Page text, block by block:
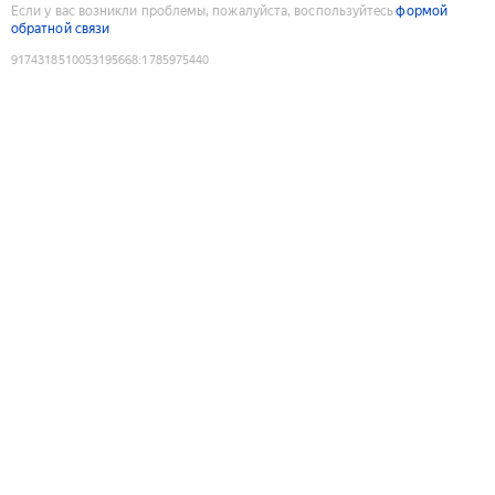
Если у вас возникли проблемы, пожалуйста, воспользуйтесьформой
обратной связи
9174318510053195668:1785975440